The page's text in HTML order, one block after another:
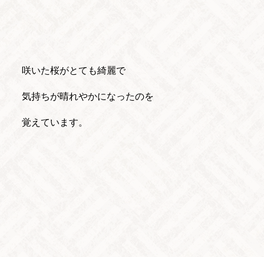
咲いた桜がとても綺麗で
気持ちが晴れやかになったのを
覚えています。